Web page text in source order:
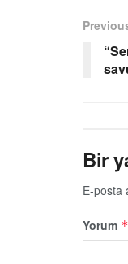
Bir
E-posta
Yorum *